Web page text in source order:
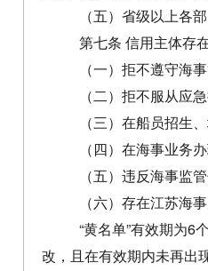
（五）省级以上各
第七条 信用主体存
（一）拒不遵守海
（二）拒不服从应
（三）在船员招生
（四）在海事业务
（五）违反海事监
（六）存在江苏海
“黄名单”有效期为6
改，且在有效期内未再出